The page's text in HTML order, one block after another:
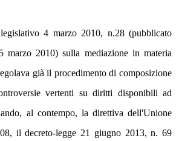
4 marzo 2010, n.28 (pubblicato
2010) sulla mediazione in materia
già il procedimento di composizione
vertenti su diritti disponibili ad
al contempo, la direttiva dell'Unione
il decreto-legge 21 giugno 2013, n. 69